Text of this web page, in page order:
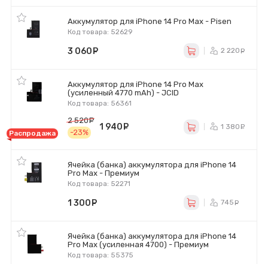
Аккумулятор для iPhone 14 Pro Max - Pisen
Код товара: 52629
3 060 2 220
Аккумулятор для iPhone 14 Pro Max
(усиленный 4770 mAh) - JCID
Код товара: 56361
Распродажа
2 520
-23%
1 940 1 380
Ячейка (банка) аккумулятора для iPhone 14
Pro Max - Премиум
Код товара: 52271
1 300 745
Ячейка (банка) аккумулятора для iPhone 14
Pro Max (усиленная 4700) - Премиум
Код товара: 55375